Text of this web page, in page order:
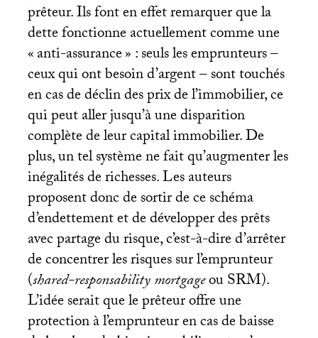
prêteur. Ils font en effet remarquer que la
dette fonctionne actuellement comme une
«anti-assurance» : seuls les emprunteurs –
ceux qui ont besoin d’argent – sont touchés
en cas de déclin des prix de l’immobilier, ce
qui peut aller jusqu’à une disparition
complète de leur capital immobilier. De
plus, un tel système ne fait qu’augmenter les
inégalités de richesses. Les auteurs
proposent donc de sortir de ce schéma
d’endettement et de développer des prêts
avec partage du risque, c’est-à-dire d’arrêter
de concentrer les risques sur l’emprunteur
(shared-responsability mortgageouSRM).
L’idée serait que le prêteur offre une
protection à l’emprunteur en cas de baisse